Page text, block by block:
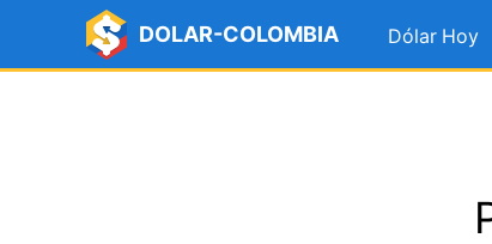
DOLAR-COLOMBIA Dólar Hoy